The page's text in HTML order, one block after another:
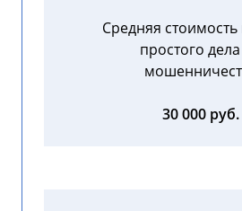
Средняя стоимость
простого
30 000 руб.